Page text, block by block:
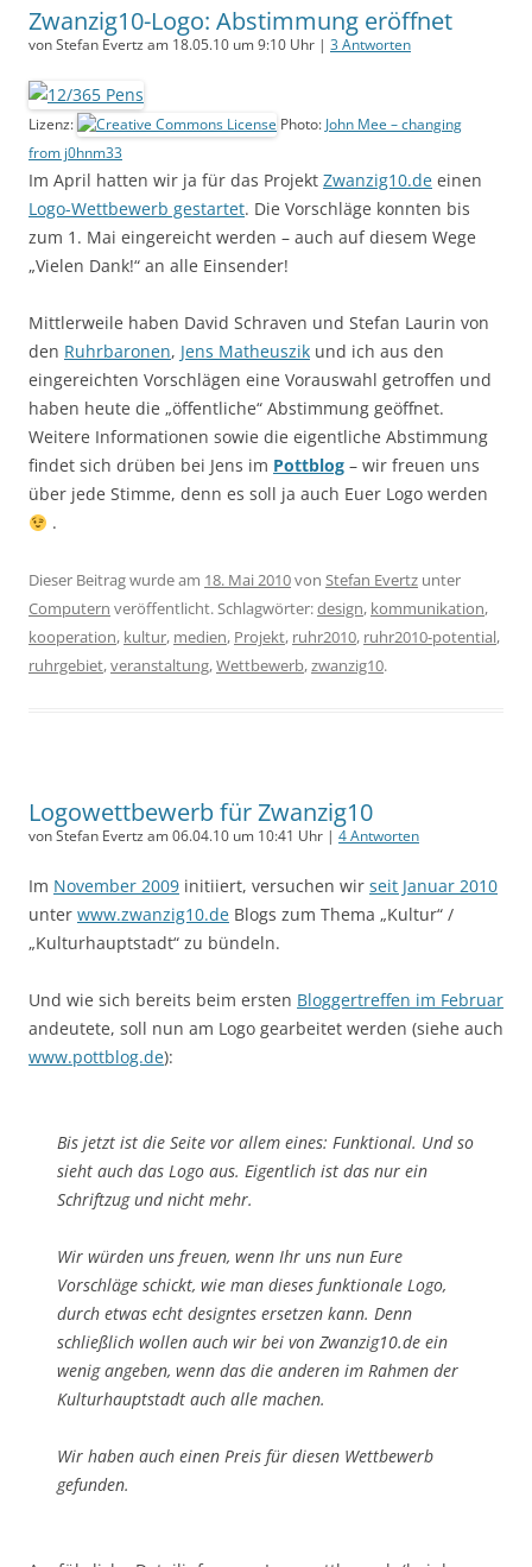
Zwanzig10-Logo: Abstimmung eröffnet
von Stefan Evertz am 18.05.10 um 9:10 Uhr | 3 Antworten
Lizenz: Photo: John Mee – changing
from j0hnm33
Im April hatten wir ja für das Projekt Zwanzig10.de einen
Logo-Wettbewerb gestartet. Die Vorschläge konnten bis
zum 1. Mai eingereicht werden – auch auf diesem Wege
„Vielen Dank!“ an alle Einsender!
Mittlerweile haben David Schraven und Stefan Laurin von
den Ruhrbaronen, Jens Matheuszik und ich aus den
eingereichten Vorschlägen eine Vorauswahl getroffen und
haben heute die „öffentliche“ Abstimmung geöffnet.
Weitere Informationen sowie die eigentliche Abstimmung
findet sich drüben bei Jens im Pottblog – wir freuen uns
über jede Stimme, denn es soll ja auch Euer Logo werden
.
Dieser Beitrag wurde am 18. Mai 2010von Stefan Evertz unter
Computern veröffentlicht. Schlagwörter:design, kommunikation,
kooperation, kultur, medien, Projekt, ruhr2010, ruhr2010-potential,
ruhrgebiet,veranstaltung,Wettbewerb,zwanzig10.
Logowettbewerb für Zwanzig10
von Stefan Evertz am 06.04.10 um 10:41 Uhr | 4 Antworten
Im November 2009 initiiert, versuchen wir seit Januar 2010
unter www.zwanzig10.de Blogs zum Thema „Kultur“ /
„Kulturhauptstadt“ zu bündeln.
Und wie sich bereits beim ersten Bloggertreffen im Februar
andeutete, soll nun am Logo gearbeitet werden (siehe auch
www.pottblog.de):
Bis jetzt ist die Seite vor allem eines: Funktional. Und so
sieht auch das Logo aus. Eigentlich ist das nur ein
Schriftzug und nicht mehr.
Wir würden uns freuen, wenn Ihr uns nun Eure
Vorschläge schickt, wie man dieses funktionale Logo,
durch etwas echt designtes ersetzen kann. Denn
schließlich wollen auch wir bei von Zwanzig10.de ein
wenig angeben, wenn das die anderen im Rahmen der
Kulturhauptstadt auch alle machen.
Wir haben auch einen Preis für diesen Wettbewerb
gefunden.